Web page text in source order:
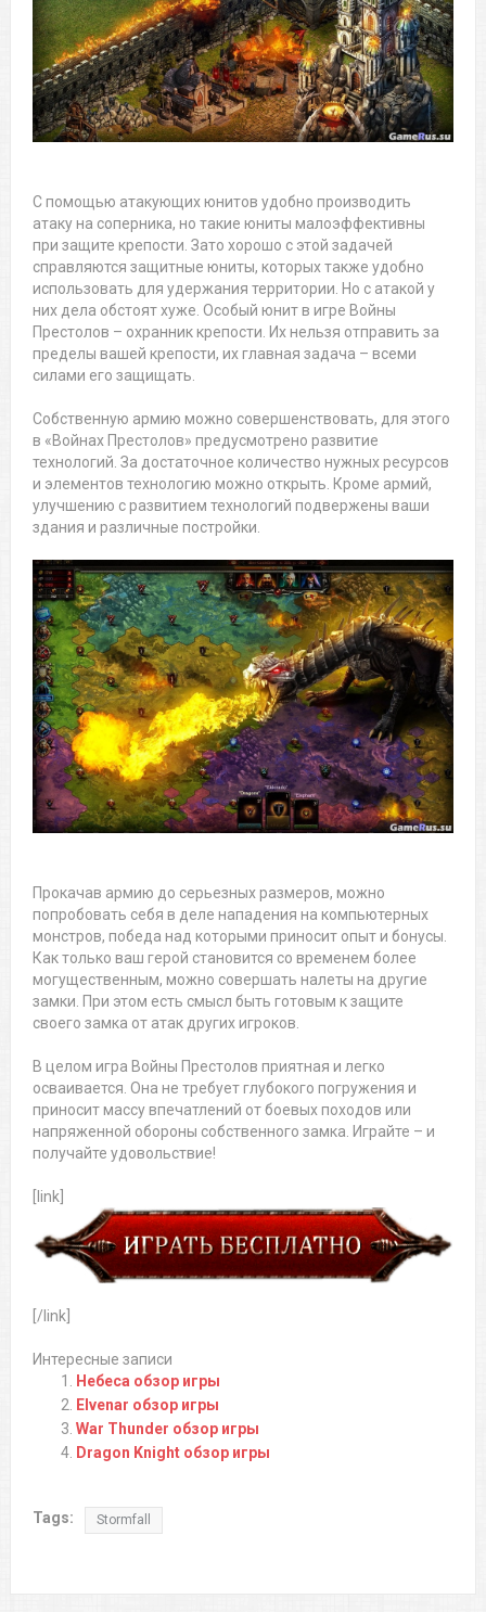
С помощью атакующих юнитов удобно производить
атаку на соперника, но такие юниты малоэффективны
при защите крепости. Зато хорошо с этой задачей
справляются защитные юниты, которых также удобно
использовать для удержания территории. Но с атакой у
них дела обстоят хуже. Особый юнит в игре Войны
Престолов – охранник крепости. Их нельзя отправить за
пределы вашей крепости, их главная задача – всеми
силами его защищать.
Собственную армию можно совершенствовать, для этого
в «Войнах Престолов» предусмотрено развитие
технологий. За достаточное количество нужных ресурсов
и элементов технологию можно открыть. Кроме армий,
улучшению с развитием технологий подвержены ваши
здания и различные постройки.
Прокачав армию до серьезных размеров, можно
попробовать себя в деле нападения на компьютерных
монстров, победа над которыми приносит опыт и бонусы.
Как только ваш герой становится со временем более
могущественным, можно совершать налеты на другие
замки. При этом есть смысл быть готовым к защите
своего замка от атак других игроков.
В целом игра Войны Престолов приятная и легко
осваивается. Она не требует глубокого погружения и
приносит массу впечатлений от боевых походов или
напряженной обороны собственного замка. Играйте – и
получайте удовольствие!
[link]
[/link]
Интересные записи
Небеса обзор игры
Elvenar обзор игры
War Thunder обзор игры
Dragon Knight обзор игры
Tags: Stormfall